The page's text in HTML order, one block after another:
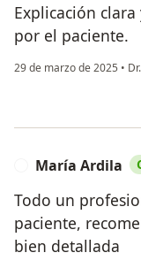
Explicación
por el paciente.
29 de marzo de 2025 •
María Ardila
Todo un
paciente,
bien detallada